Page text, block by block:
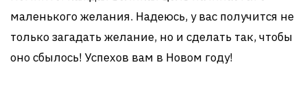
маленького желания. Надеюсь, у вас получится не
только загадать желание, но и сделать так, чтобы
оно сбылось! Успехов вам в Новом году!